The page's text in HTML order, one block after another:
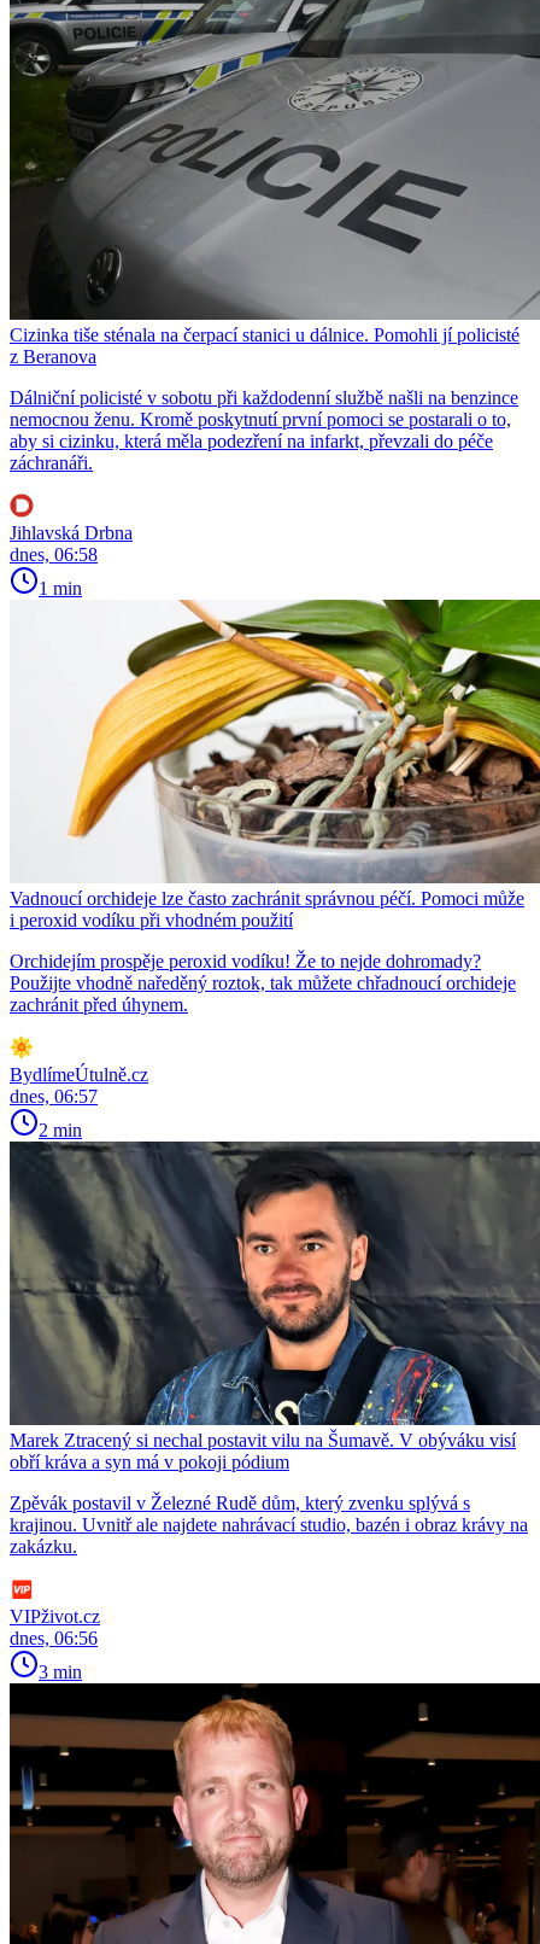
Cizinka tiše sténala na čerpací stanici u dálnice. Pomohli jí policisté
z Beranova
Dálniční policisté v sobotu při každodenní službě našli na benzince
nemocnou ženu. Kromě poskytnutí první pomoci se postarali o to,
aby si cizinku, která měla podezření na infarkt, převzali do péče
záchranáři.
Jihlavská Drbna
dnes, 06:58
1 min
Vadnoucí orchideje lze často zachránit správnou péčí. Pomoci může
i peroxid vodíku při vhodném použití
Orchidejím prospěje peroxid vodíku! Že to nejde dohromady?
Použijte vhodně naředěný roztok, tak můžete chřadnoucí orchideje
zachránit před úhynem.
BydlímeÚtulně.cz
dnes, 06:57
2 min
Marek Ztracený si nechal postavit vilu na Šumavě. V obýváku visí
obří kráva a syn má v pokoji pódium
Zpěvák postavil v Železné Rudě dům, který zvenku splývá s
krajinou. Uvnitř ale najdete nahrávací studio, bazén i obraz krávy na
zakázku.
VIPživot.cz
dnes, 06:56
3 min